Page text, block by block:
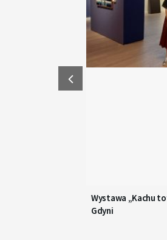
Wystawa „Kachu
Gdyni